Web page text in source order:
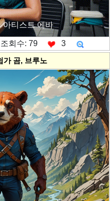
아티스트 에바
회수: 79 3
가 곰, 브루노